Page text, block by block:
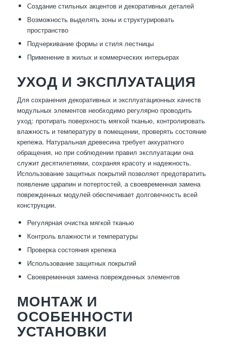
Создание стильных акцентов и декоративных деталей
Возможность выделять зоны и структурировать
пространство
Подчеркивание формы и стиля лестницы
Применение в жилых и коммерческих интерьерах
УХОД И ЭКСПЛУАТАЦИЯ
Для сохранения декоративных и эксплуатационных качеств
модульных элементов необходимо регулярно проводить
уход: протирать поверхность мягкой тканью, контролировать
влажность и температуру в помещении, проверять состояние
крепежа. Натуральная древесина требует аккуратного
обращения, но при соблюдении правил эксплуатации она
служит десятилетиями, сохраняя красоту и надежность.
Использование защитных покрытий позволяет предотвратить
появление царапин и потертостей, а своевременная замена
поврежденных модулей обеспечивает долговечность всей
конструкции.
Регулярная очистка мягкой тканью
Контроль влажности и температуры
Проверка состояния крепежа
Использование защитных покрытий
Своевременная замена поврежденных элементов
МОНТАЖ И
ОСОБЕННОСТИ
УСТАНОВКИ